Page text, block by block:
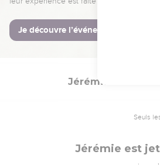
יִרְמְיָ֔הוּ בַּחֲצַ֖ר הַמַּטָּרָֽה׃
Hébreu : © Westminster
Jérémie
Seuls
Jérémie est